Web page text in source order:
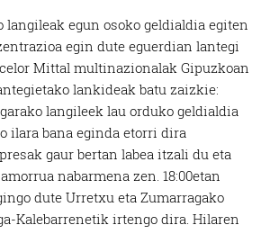
langileak egun osoko geldialdia egiten
egin dute eguerdian lantegi
Mittal multinazionalak Gipuzkoan
lankideak batu zaizkie:
langileek lau orduko geldialdia
ilara bana eginda etorri dira
gaur bertan labea itzali du eta
nabarmena zen. 18:00etan
dute Urretxu eta Zumarragako
Kalebarrenetik irtengo dira. Hilaren